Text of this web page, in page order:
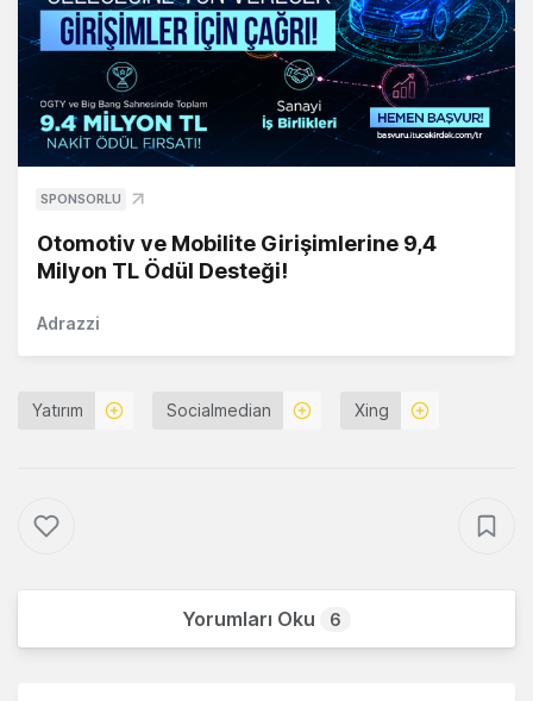
SPONSORLU
Otomotiv ve Mobilite Girişimlerine 9,4
Milyon TL Ödül Desteği!
Adrazzi
Yatırım Socialmedian Xing
Yorumları Oku 6